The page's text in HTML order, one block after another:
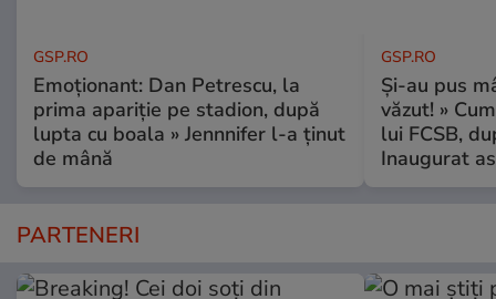
GSP.RO
Emoționant: Dan Petrescu, la
prima apariție pe stadion, după
lupta cu boala » Jennnifer l-a ținut
de mână
GSP.RO
Și-au pus
văzut! »
lui FCSB,
Inaugurat
PARTENERI